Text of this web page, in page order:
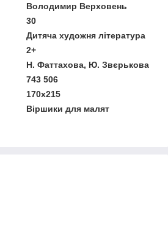
Володимир Верховень
30
Дитяча художня література
2+
Н. Фаттахова, Ю. Звєрькова
743 506
170х215
Віршики для малят